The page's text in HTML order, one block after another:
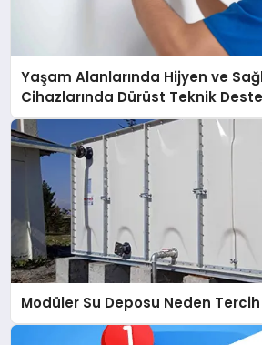
Yaşam Alanlarında Hijyen ve
Cihazlarında Dürüst Teknik
Modüler Su Deposu Neden